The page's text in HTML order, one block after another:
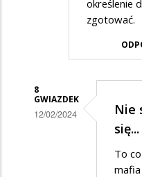
określenie
zgotować.
8
GWIAZDEK
12/02/2024
Nie
się...
To